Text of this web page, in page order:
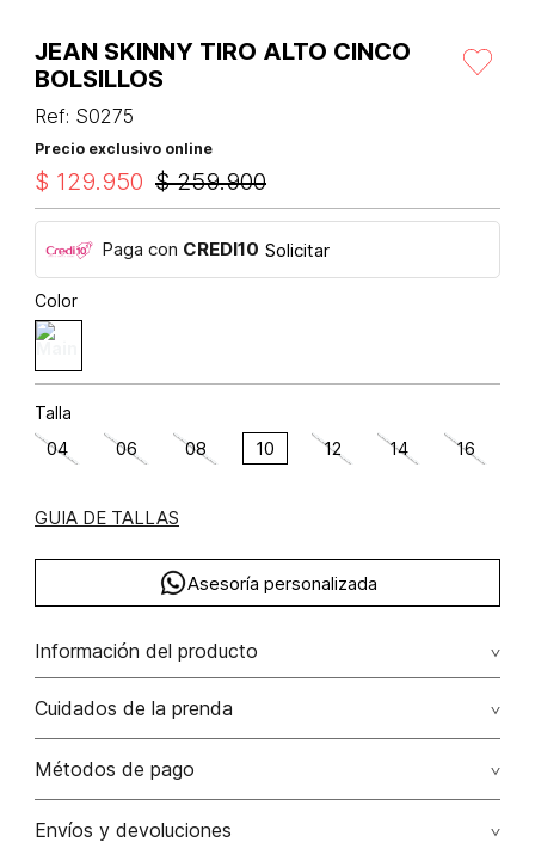
JEAN SKINNY TIRO ALTO CINCO
BOLSILLOS
Ref: S0275
Precio exclusivo online
$ 259.900
$ 129.950
Paga con CREDI10 Solicitar
Color
Talla
04 06 08 10 12 14 16
GUIA DE TALLAS
Asesoría personalizada
Información del producto
F47-inferior con correa refs. s0275/s0276 algodón
98.9200000000 elastano 1.0800000000 98.92%
algodón/cotton1.08% elastano/elastane
Cuidados de la prenda
Lavar con colores similares. no secar en máquina. los
Métodos de pago
Tarjetas de crédito: Visa, Dinners, Master Card y American
Envíos y devoluciones